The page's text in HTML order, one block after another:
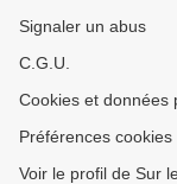
Signaler un abus
C.G.U.
Cookies et données
Préférences cookies
Voir le profil de Sur